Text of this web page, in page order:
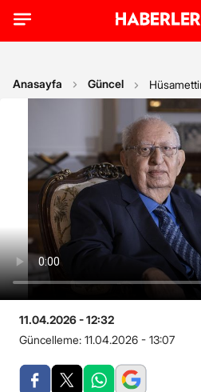
Anasayfa Güncel
11.04.2026 - 12:32
Güncelleme: 11.04.2026 - 13:07